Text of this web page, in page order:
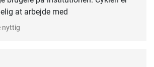
at arbejde med
nyttig